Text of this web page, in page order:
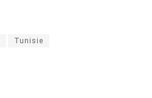
Tunisie